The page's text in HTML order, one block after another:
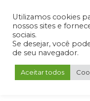
Admin Portal do Aluno
Utilizamos cookies
nossos sites e
sociais.
Se desejar, você
de seu navegador.
Aceitar todos